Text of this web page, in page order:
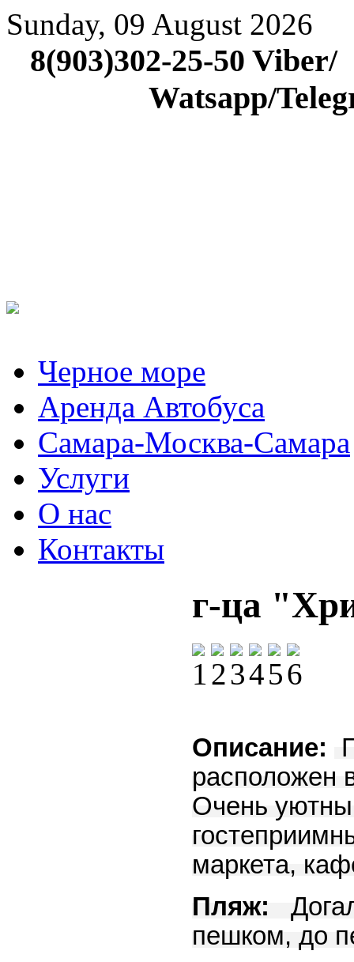
Sunday, 09 August 2026
8(903)302-25-
Watsapp/
Черное море
Аренда Автобуса
Самара-Москва-Самара
Услуги
О нас
Контакты
г-ца
Описание:
расположен
Очень
маркета,
Пляж:
пешком, до